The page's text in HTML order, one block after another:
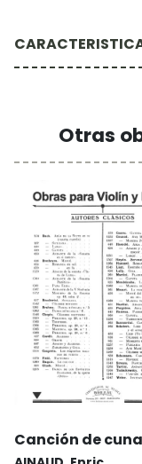
Otras
Canción de cuna